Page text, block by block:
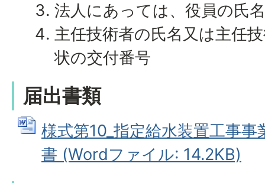
法人にあっては、役員の氏名
主任技術者の氏名又は主任
状の交付番号
届出書類
様式第10_指定給水装置工事
書 (Wordファイル: 14.2KB)